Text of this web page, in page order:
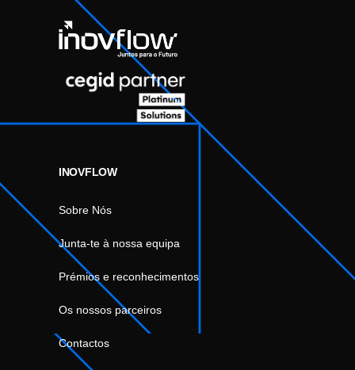
INOVFLOW
Sobre Nós
Junta-te à nossa equipa
Prémios e reconhecimentos
Os nossos parceiros
Contactos